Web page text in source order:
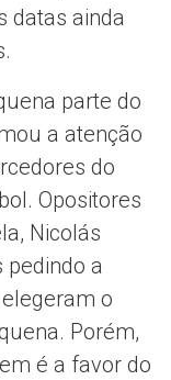
datas ainda
parte do
a atenção
do
Opositores
Nicolás
a
o
Porém,
é a favor do